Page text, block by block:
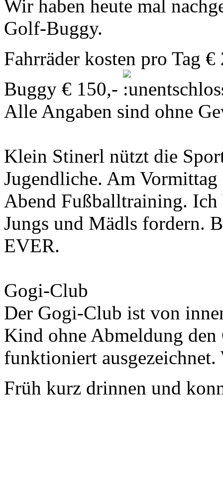
Wir haben heute mal
Golf-Buggy.
Fahrräder kosten pro Tag
Buggy € 150,-
Alle Angaben sind ohne
Klein Stinerl nützt die
Jugendliche. Am
Abend Fußballtraining. Ich
Jungs und Mädls fordern.
EVER.
Gogi-Club
Der Gogi-Club ist von
Kind ohne Abmeldung
funktioniert
Früh kurz drinnen und